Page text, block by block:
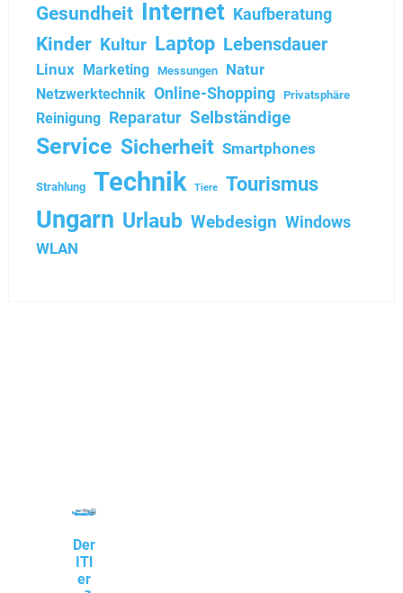
Gesundheit Internet Kaufberatung
Kinder Kultur Laptop Lebensdauer
Linux Marketing Messungen Natur
Netzwerktechnik Online-Shopping Privatsphäre
Reinigung Reparatur Selbständige
Service Sicherheit Smartphones
Strahlung Technik Tiere Tourismus
Ungarn Urlaub Webdesign Windows
WLAN
Der
ITl
er